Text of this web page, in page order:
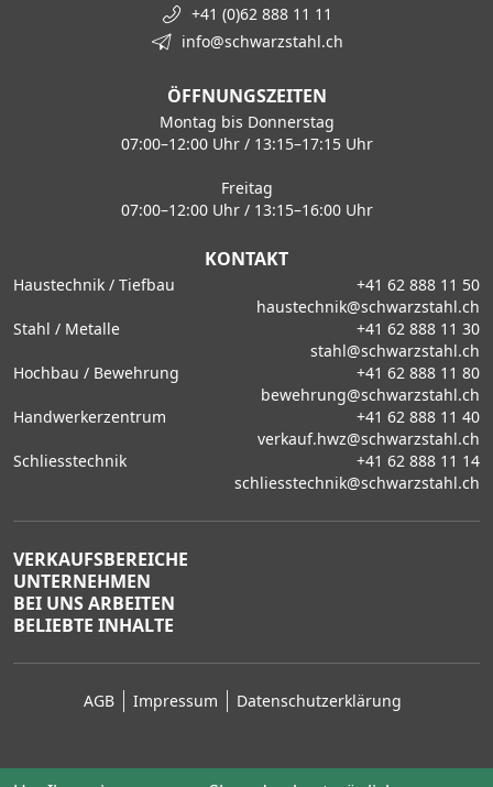
+41 (0)62 888 11 11
info@schwarzstahl.ch
ÖFFNUNGSZEITEN
Montag bis Donnerstag
07:00–12:00 Uhr / 13:15–17:15 Uhr
Freitag
07:00–12:00 Uhr / 13:15–16:00 Uhr
KONTAKT
Haustechnik / Tiefbau
+41 62 888 11 50
haustechnik@schwarzstahl.ch
Stahl / Metalle
+41 62 888 11 30
stahl@schwarzstahl.ch
Hochbau / Bewehrung
+41 62 888 11 80
bewehrung@schwarzstahl.ch
Handwerkerzentrum
+41 62 888 11 40
verkauf.hwz@schwarzstahl.ch
Schliesstechnik
+41 62 888 11 14
schliesstechnik@schwarzstahl.ch
VERKAUFSBEREICHE
UNTERNEHMEN
BEI UNS ARBEITEN
BELIEBTE INHALTE
AGB Impressum Datenschutzerklärung